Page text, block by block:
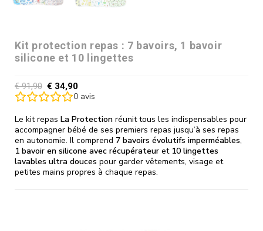
Kit protection repas : 7 bavoirs, 1 bavoir
silicone et 10 lingettes
€91,90 € 34,90
0 avis
Le kit repas La Protection réunit tous les indispensables pour
accompagner bébé de ses premiers repas jusqu’à ses repas
en autonomie. Il comprend 7 bavoirs évolutifs imperméables,
1 bavoir en silicone avec récupérateur et 10 lingettes
lavables ultra douces pour garder vêtements, visage et
petites mains propres à chaque repas.